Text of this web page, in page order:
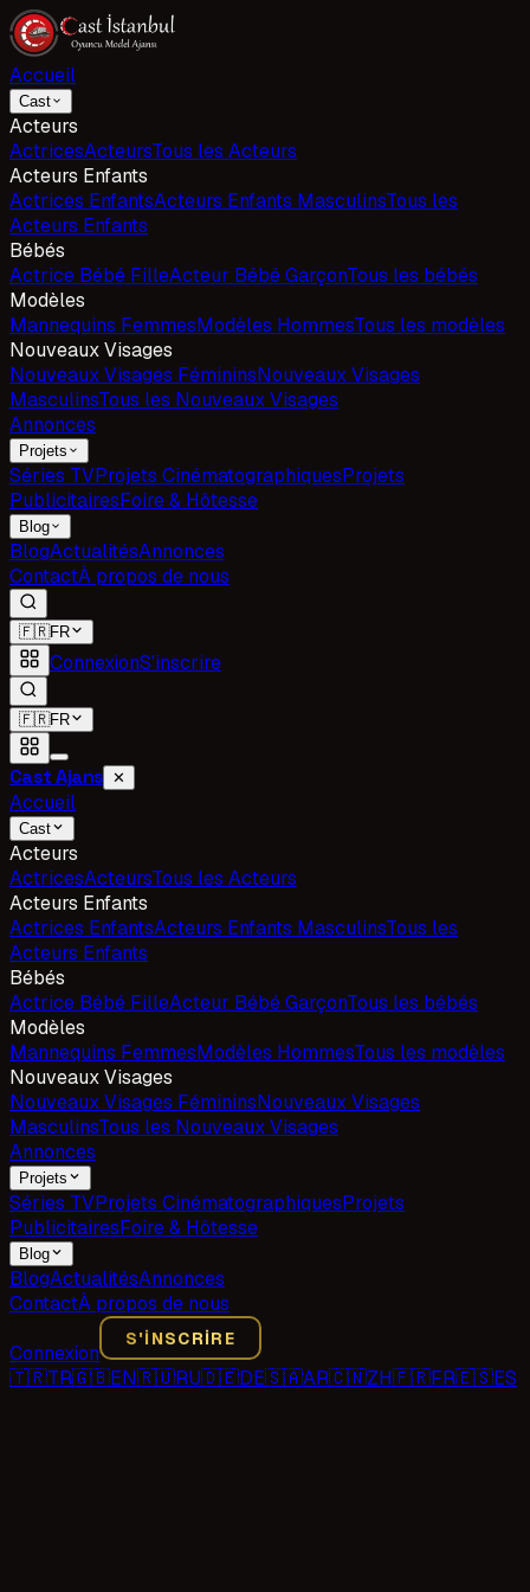
Accueil
Cast
Acteurs
ActricesActeursTous les Acteurs
Acteurs Enfants
Actrices EnfantsActeurs Enfants MasculinsTous les
Acteurs Enfants
Bébés
Actrice Bébé FilleActeur Bébé GarçonTous les bébés
Modèles
Mannequins FemmesModèles HommesTous les modèles
Nouveaux Visages
Nouveaux Visages FémininsNouveaux Visages
MasculinsTous les Nouveaux Visages
Annonces
Projets
Séries TVProjets CinématographiquesProjets
PublicitairesFoire & Hôtesse
Blog
BlogActualitésAnnonces
ContactÀ propos de nous
🇫🇷FR
ConnexionS'inscrire
🇫🇷FR
Cast Ajans ✕
Accueil
Cast
Acteurs
ActricesActeursTous les Acteurs
Acteurs Enfants
Actrices EnfantsActeurs Enfants MasculinsTous les
Acteurs Enfants
Bébés
Actrice Bébé FilleActeur Bébé GarçonTous les bébés
Modèles
Mannequins FemmesModèles HommesTous les modèles
Nouveaux Visages
Nouveaux Visages FémininsNouveaux Visages
MasculinsTous les Nouveaux Visages
Annonces
Projets
Séries TVProjets CinématographiquesProjets
PublicitairesFoire & Hôtesse
Blog
BlogActualitésAnnonces
ContactÀ propos de nous
Connexion
S'INSCRIRE
🇹🇷TR🇬🇧EN🇷🇺RU🇩🇪DE🇸🇦AR🇨🇳ZH🇫🇷FR🇪🇸ES